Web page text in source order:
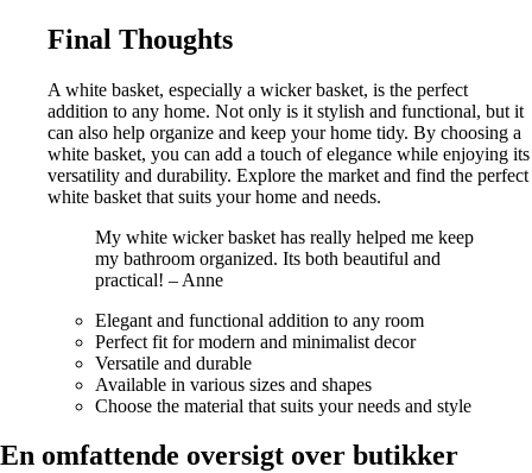
Final Thoughts
A white basket, especially a wicker basket, is the perfect
addition to any home. Not only is it stylish and functional, but it
can also help organize and keep your home tidy. By choosing a
white basket, you can add a touch of elegance while enjoying its
versatility and durability. Explore the market and find the perfect
white basket that suits your home and needs.
My white wicker basket has really helped me keep
my bathroom organized. Its both beautiful and
practical! – Anne
Elegant and functional addition to any room
Perfect fit for modern and minimalist decor
Versatile and durable
Available in various sizes and shapes
Choose the material that suits your needs and style
En omfattende oversigt over butikker